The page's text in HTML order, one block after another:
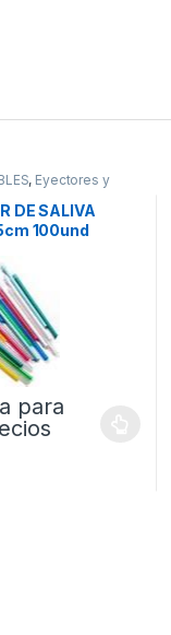
, Eyectores y
DE SALIVA
100und
para